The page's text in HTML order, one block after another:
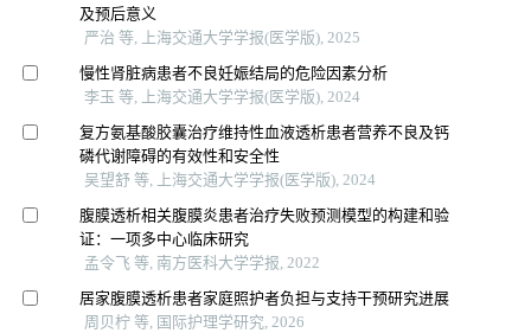
及预后意义
严治 等, 上海交通大学学报(医学版), 2025
慢性肾脏病患者不良妊娠结局的危险因素分析
李玉 等, 上海交通大学学报(医学版), 2024
复方氨基酸胶囊治疗维持性血液透析患者营养不良及钙
磷代谢障碍的有效性和安全性
吴望舒 等, 上海交通大学学报(医学版), 2024
腹膜透析相关腹膜炎患者治疗失败预测模型的构建和验
证：一项多中心临床研究
孟令飞 等, 南方医科大学学报, 2022
居家腹膜透析患者家庭照护者负担与支持干预研究进展
周贝柠 等, 国际护理学研究, 2026